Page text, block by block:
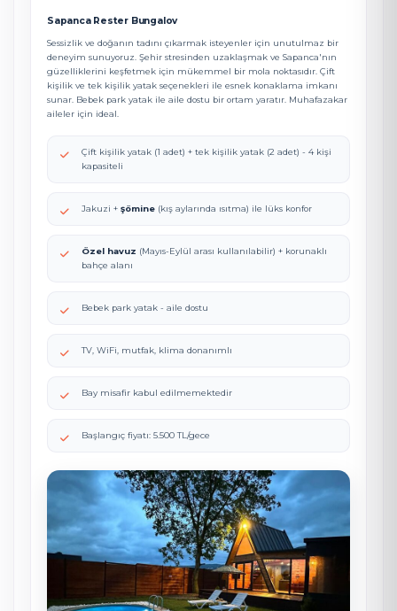
Sapanca Rester Bungalov
Sessizlik ve doğanın tadını çıkarmak isteyenler için unutulmaz bir
deneyim sunuyoruz. Şehir stresinden uzaklaşmak ve Sapanca'nın
güzelliklerini keşfetmek için mükemmel bir mola noktasıdır. Çift
kişilik ve tek kişilik yatak seçenekleri ile esnek konaklama imkanı
sunar. Bebek park yatak ile aile dostu bir ortam yaratır. Muhafazakar
aileler için ideal.
Çift kişilik yatak (1 adet) + tek kişilik yatak (2 adet) - 4 kişi
kapasiteli
Jakuzi + şömine (kış aylarında ısıtma) ile lüks konfor
Özel havuz (Mayıs-Eylül arası kullanılabilir) + korunaklı
bahçe alanı
Bebek park yatak - aile dostu
TV, WiFi, mutfak, klima donanımlı
Bay misafir kabul edilmemektedir
Başlangıç fiyatı: 5.500 TL/gece